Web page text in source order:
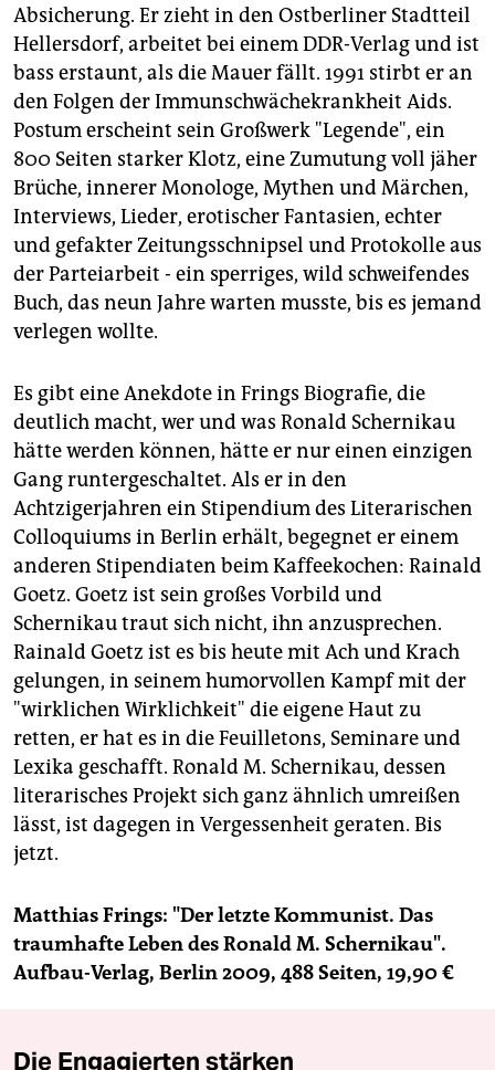
Absicherung. Er zieht in den Ostberliner Stadtteil
Hellersdorf, arbeitet bei einem DDR-Verlag und ist
bass erstaunt, als die Mauer fällt. 1991 stirbt er an
den Folgen der Immunschwächekrankheit Aids.
Postum erscheint sein Großwerk "Legende", ein
800 Seiten starker Klotz, eine Zumutung voll jäher
Brüche, innerer Monologe, Mythen und Märchen,
Interviews, Lieder, erotischer Fantasien, echter
und gefakter Zeitungsschnipsel und Protokolle aus
der Parteiarbeit - ein sperriges, wild schweifendes
Buch, das neun Jahre warten musste, bis es jemand
verlegen wollte.
Es gibt eine Anekdote in Frings Biografie, die
deutlich macht, wer und was Ronald Schernikau
hätte werden können, hätte er nur einen einzigen
Gang runtergeschaltet. Als er in den
Achtzigerjahren ein Stipendium des Literarischen
Colloquiums in Berlin erhält, begegnet er einem
anderen Stipendiaten beim Kaffeekochen: Rainald
Goetz. Goetz ist sein großes Vorbild und
Schernikau traut sich nicht, ihn anzusprechen.
Rainald Goetz ist es bis heute mit Ach und Krach
gelungen, in seinem humorvollen Kampf mit der
"wirklichen Wirklichkeit" die eigene Haut zu
retten, er hat es in die Feuilletons, Seminare und
Lexika geschafft. Ronald M. Schernikau, dessen
literarisches Projekt sich ganz ähnlich umreißen
lässt, ist dagegen in Vergessenheit geraten. Bis
jetzt.
Matthias Frings: "Der letzte Kommunist. Das
traumhafte Leben des Ronald M. Schernikau".
Aufbau-Verlag, Berlin 2009, 488 Seiten, 19,90 €
Die Engagierten stärken